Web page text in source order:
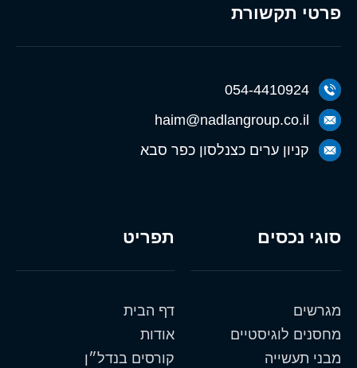
תפריט
דף הבית
אודות
קורסים בנדל״ן
סוגי נכסים
מגרשים
מחסנים לוגיסטיים
מבני תעשייה
פרטי תקשורת
054-4410924
haim@nadlangroup.co.il
קניון ערים כצנלסון כפר סבא